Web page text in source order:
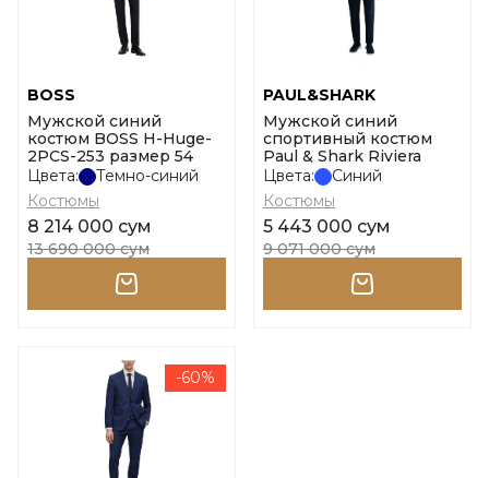
BOSS
Мужской синий
костюм BOSS H-Huge-
2PCS-253 размер 54
Цвета:
Темно-синий
Костюмы
8 214 000 сум
13 690 000 сум
PAUL&SHARK
Мужской синий
спортивный костюм
Paul & Shark Riviera
Цвета:
Синий
Костюмы
5 443 000 сум
9 071 000 сум
-60%